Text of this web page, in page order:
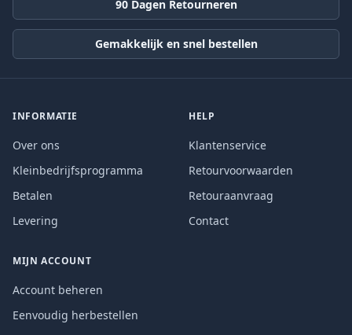
90 Dagen Retourneren
Gemakkelijk en snel bestellen
INFORMATIE
Over ons
Kleinbedrijfsprogramma
Betalen
Levering
HELP
Klantenservice
Retourvoorwaarden
Retouraanvraag
Contact
MIJN ACCOUNT
Account beheren
Eenvoudig herbestellen